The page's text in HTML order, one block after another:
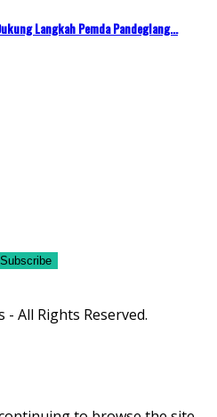
Langkah Pemda Pandeglang...
Subscribe
All Rights Reserved.